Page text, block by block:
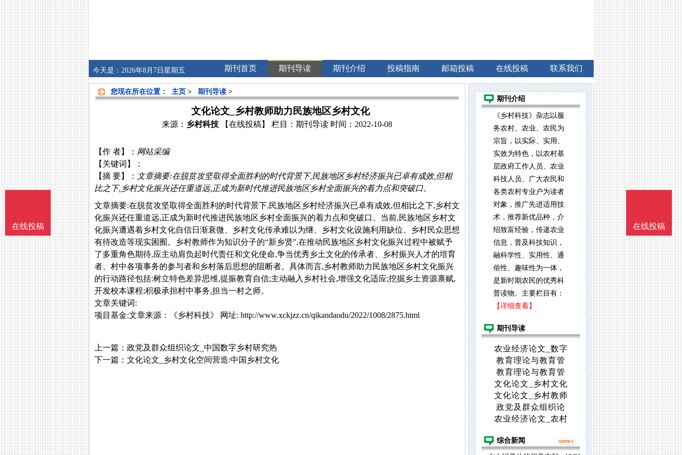
今天是：2026年8月7日星期五 期刊首页 期刊导读 期刊介绍 投稿指南 邮箱投稿 在线投稿 联系我们
期刊介绍
《乡村科技》杂志以服
务农村、农业、农民为
宗旨，以实际、实用、
实效为特色，以农村基
层政府工作人员、农业
科技人员、广大农民和
各类农村专业户为读者
对象，推广先进适用技
术，推荐新优品种，介
绍致富经验，传递农业
信息，普及科技知识，
融科学性、实用性、通
俗性、趣味性为一体，
是新时期农民的优秀科
普读物。主要栏目有：
【详细查看】
期刊导读
农业经济论文_数字
教育理论与教育管
教育理论与教育管
文化论文_乡村文化
文化论文_乡村教师
政党及群众组织论
农业经济论文_农村
综合新闻
您现在所在位置： 主页> 期刊导读>
文化论文_乡村教师助力民族地区乡村文化
来源： 乡村科技 【在线投稿】 栏目： 期刊导读时间：2022-10-08
【作 者】： 网站采编
【关键词】：
【摘 要】： 文章摘要:在脱贫攻坚取得全面胜利的时代背景下,民族地区乡村经济振兴已卓有成效,但相
比之下,乡村文化振兴还任重道远,正成为新时代推进民族地区乡村全面振兴的着力点和突破口。
文章摘要:在脱贫攻坚取得全面胜利的时代背景下,民族地区乡村经济振兴已卓有成效,但相比之下,乡村文
化振兴还任重道远,正成为新时代推进民族地区乡村全面振兴的着力点和突破口。当前,民族地区乡村文
化振兴遭遇着乡村文化自信日渐衰微、乡村文化传承难以为继、乡村文化设施利用缺位、乡村民众思想
有待改造等现实困囿。乡村教师作为知识分子的“新乡贤”,在推动民族地区乡村文化振兴过程中被赋予
了多重角色期待,应主动肩负起时代责任和文化使命,争当优秀乡土文化的传承者、乡村振兴人才的培育
者、村中各项事务的参与者和乡村落后思想的阻断者。具体而言,乡村教师助力民族地区乡村文化振兴
的行动路径包括:树立特色差异思维,提振教育自信;主动融入乡村社会,增强文化适应;挖掘乡土资源禀赋,
开发校本课程;积极承担村中事务,担当一村之师。
文章关键词:
项目基金:文章来源： 《乡村科技》 网址: http://www.xckjzz.cn/qikandaodu/2022/1008/2875.html
上一篇： 政党及群众组织论文_中国数字乡村研究热
下一篇： 文化论文_乡村文化空间营造:中国乡村文化
在线投稿
在线投稿